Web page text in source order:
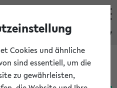
eKVV
Cookies und ähnliche
sind essentiell, um die
zu gewährleisten,